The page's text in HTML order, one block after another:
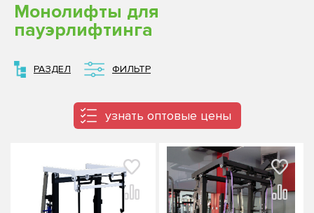
Монолифты для
пауэрлифтинга
РАЗДЕЛ ФИЛЬТР
узнать оптовые цены